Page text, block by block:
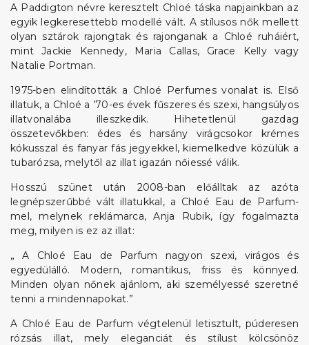
A Paddigton névre keresztelt Chloé táska napjainkban az
egyik legkeresettebb modellé vált. A stílusos nők mellett
olyan sztárok rajongtak és rajonganak a Chloé ruháiért,
mint Jackie Kennedy, Maria Callas, Grace Kelly vagy
Natalie Portman.
1975-ben elindították a Chloé Perfumes vonalat is. Első
illatuk, a Chloé a ’70-es évek fűszeres és szexi, hangsúlyos
illatvonalába illeszkedik. Hihetetlenül gazdag
összetevőkben: édes és harsány virágcsokor krémes
kókusszal és fanyar fás jegyekkel, kiemelkedve közülük a
tubarózsa, melytől az illat igazán nőiessé válik.
Hosszú szünet után 2008-ban előálltak az azóta
legnépszerűbbé vált illatukkal, a Chloé Eau de Parfum-
mel, melynek reklámarca, Anja Rubik, így fogalmazta
meg, milyen is ez az illat:
„ A Chloé Eau de Parfum nagyon szexi, virágos és
egyedülálló. Modern, romantikus, friss és könnyed.
Minden olyan nőnek ajánlom, aki személyessé szeretné
tenni a mindennapokat.”
A Chloé Eau de Parfum végtelenül letisztult, púderesen
rózsás illat, mely eleganciát és stílust kölcsönöz